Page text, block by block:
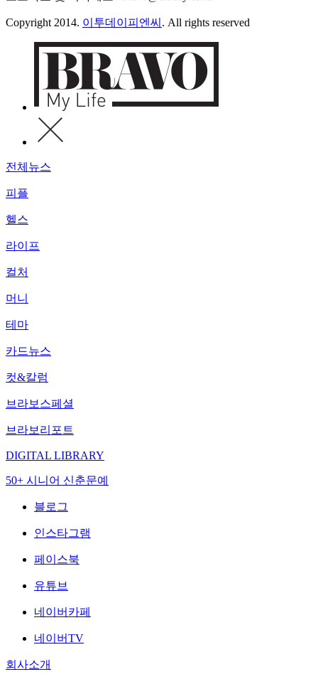
Copyright 2014. 이투데이피엔씨 . All rights reserved
전체뉴스
피플
헬스
라이프
컬처
머니
테마
카드뉴스
컷&칼럼
브라보스페셜
브라보리포트
DIGITAL LIBRARY
50+ 시니어 신춘문예
블로그
인스타그램
페이스북
유튜브
네이버카페
네이버TV
회사소개